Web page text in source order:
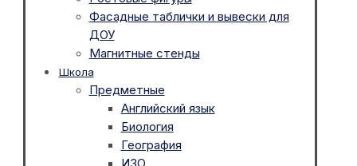
Фасадные таблички и вывески для
ДОУ
Магнитные стенды
Школа
Предметные
Английский язык
Биология
География